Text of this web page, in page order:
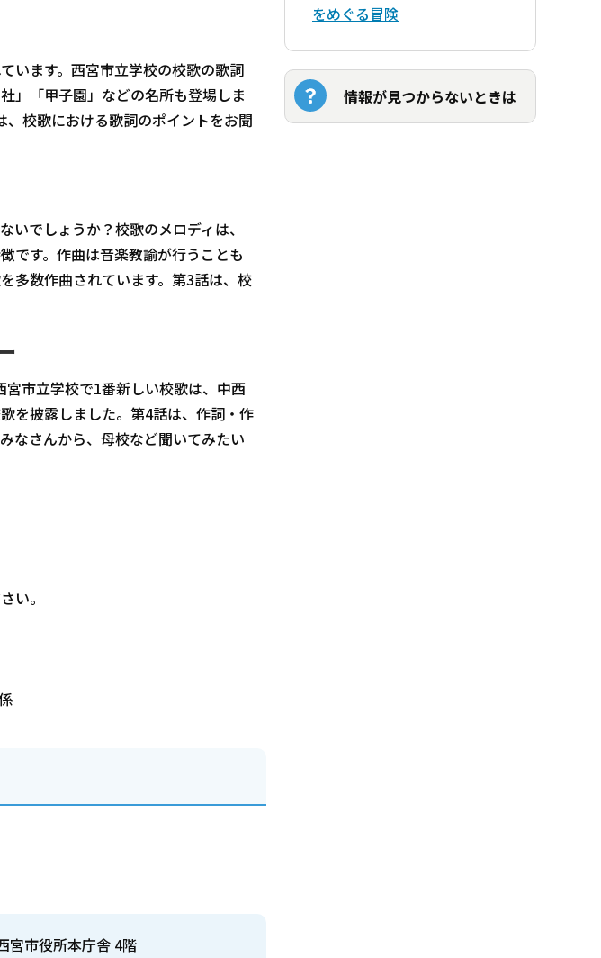
います。西宮市立学校の校歌の歌詞
」「甲子園」などの名所も登場しま
校歌における歌詞のポイントをお聞
でしょうか？校歌のメロディは、
です。作曲は音楽教諭が行うことも
多数作曲されています。第3話は、校
市立学校で1番新しい校歌は、中西
を披露しました。第4話は、作詞・作
なさんから、母校など聞いてみたい
い。
宮市役所本庁舎 4階
をめぐる冒険
情報が見つからないときは